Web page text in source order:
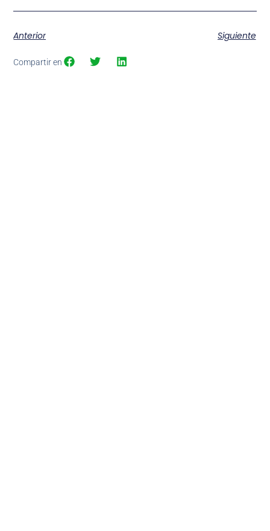
Anterior Siguiente
Compartir en